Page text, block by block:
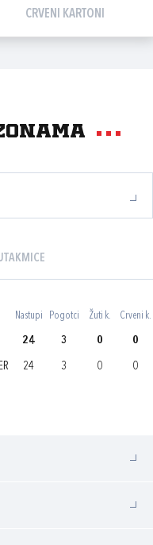
CRVENI KARTONI
Nastupi Pogotci Žuti k. Crveni k.
24 3 0 0
24 3 0 0